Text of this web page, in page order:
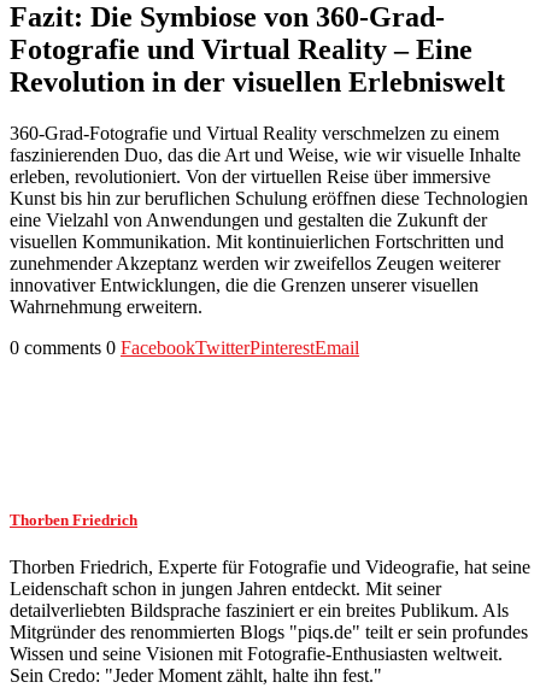
Fazit: Die Symbiose von 360-Grad-
Fotografie und Virtual Reality – Eine
Revolution in der visuellen Erlebniswelt
360-Grad-Fotografie und Virtual Reality verschmelzen zu einem
faszinierenden Duo, das die Art und Weise, wie wir visuelle Inhalte
erleben, revolutioniert. Von der virtuellen Reise über immersive
Kunst bis hin zur beruflichen Schulung eröffnen diese Technologien
eine Vielzahl von Anwendungen und gestalten die Zukunft der
visuellen Kommunikation. Mit kontinuierlichen Fortschritten und
zunehmender Akzeptanz werden wir zweifellos Zeugen weiterer
innovativer Entwicklungen, die die Grenzen unserer visuellen
Wahrnehmung erweitern.
0 comments 0 FacebookTwitterPinterestEmail
Thorben Friedrich
Thorben Friedrich, Experte für Fotografie und Videografie, hat seine
Leidenschaft schon in jungen Jahren entdeckt. Mit seiner
detailverliebten Bildsprache fasziniert er ein breites Publikum. Als
Mitgründer des renommierten Blogs "piqs.de" teilt er sein profundes
Wissen und seine Visionen mit Fotografie-Enthusiasten weltweit.
Sein Credo: "Jeder Moment zählt, halte ihn fest."